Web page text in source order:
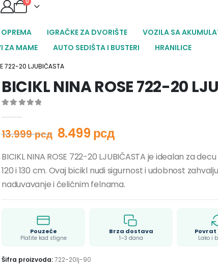
IGRAČKE ZA DVORIŠTE
VOZILA SA
ZA MAME
AUTO SEDIŠTA I BUSTERI HRANILICE
722-20 LJUBIČASTA
BICIKL NINA ROSE 722-20
13.999рсд 8.499 рсд
BICIKL NINA ROSE 722-20 LJUBIČASTA je idealan za
120 i 130 cm. Ovaj bicikl nudi sigurnost i udobnost
naduvavanje i čeličnim felnama.
Pouzeće
Platite kad stigne
Brza dostava
1–3 dana
Povrat
Lako i
Šifra proizvoda:722-20lj-90